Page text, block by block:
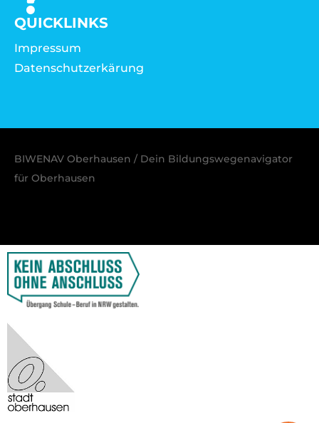
QUICKLINKS
Impressum
Datenschutzerkärung
BIWENAV Oberhausen / Dein Bildungswegenavigator
für Oberhausen